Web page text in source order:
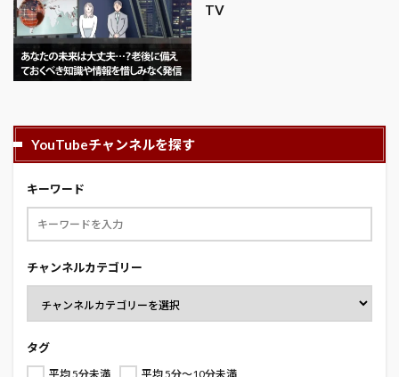
TV
YouTubeチャンネルを探す
キーワード
チャンネルカテゴリー
タグ
平均 5分未満 平均 5分～10分未満